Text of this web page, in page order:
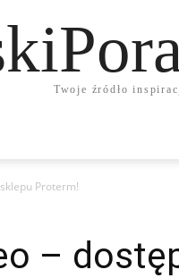
Twoje źródło
Proterm!
–